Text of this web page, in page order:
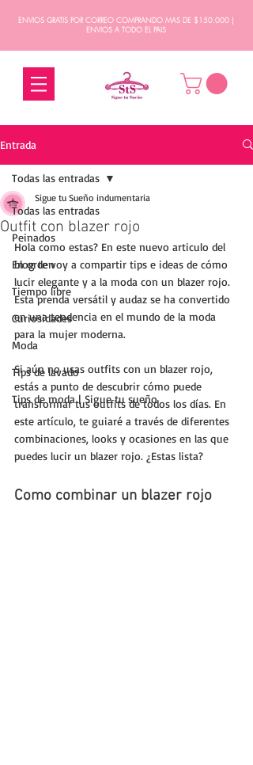
ENVIOS GRATIS POR CORREO COMPRANDO MAS DE $150.000 |
ENVIOS A TODO EL PAIS
Entrada
Todas las entradas
Peinados
En orden
Tiempo libre
Curiosidades
Moda
Tips de lavado
Tips de moda | Sigue tu sueño
Todas las entradas
Outfit con blazer rojo
Sigue tu Sueño indumentaria
Hola como estas? En este nuevo articulo del
blog te voy a compartir tips e ideas de cómo
lucir elegante y a la moda con un blazer rojo.
Esta prenda versátil y audaz se ha convertido
en una tendencia en el mundo de la moda
para la mujer moderna.
Si aún no usas outfits con un blazer rojo,
estás a punto de descubrir cómo puede
transformar tus outfits de todos los días. En
este artículo, te guiaré a través de diferentes
combinaciones, looks y ocasiones en las que
puedes lucir un blazer rojo. ¿Estas lista?
Como combinar un blazer rojo